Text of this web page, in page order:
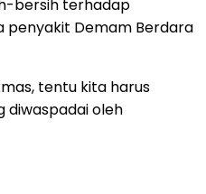
bersih terhadap
penyakit Demam Berdara
tentu kita harus
diwaspadai oleh